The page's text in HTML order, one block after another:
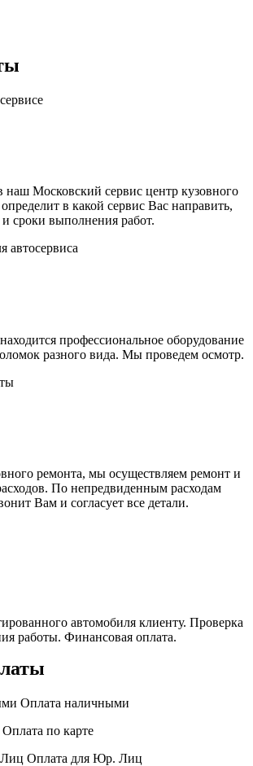
наш Московский сервис центр кузовного
в какой сервис Вас направить,
и сроки выполнения работ.
профессиональное оборудование
разного вида. Мы проведем осмотр.
ремонта, мы осуществляем ремонт и
По непредвиденным расходам
Вам и согласует все детали.
автомобиля клиенту. Проверка
работы. Финансовая оплата.
Оплата наличными
Оплата по карте
Оплата для Юр. Лиц